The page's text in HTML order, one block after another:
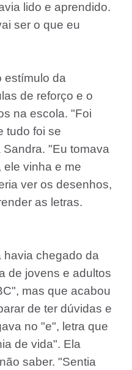
lido e aprendido.
ser o que eu
estímulo da
de reforço e o
na escola. "Foi
tudo foi se
"Eu tomava
ele vinha e me
ver os desenhos,
as letras.
havia chegado da
de jovens e adultos
mas que acabou
de ter dúvidas e
no "e", letra que
de vida". Ela
saber. "Sentia